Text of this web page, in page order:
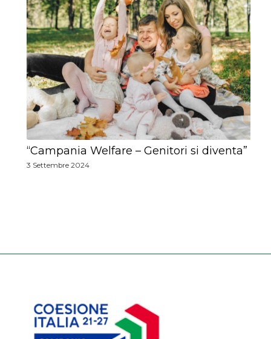
“Campania Welfare – Genitori si diventa”
3 Settembre 2024